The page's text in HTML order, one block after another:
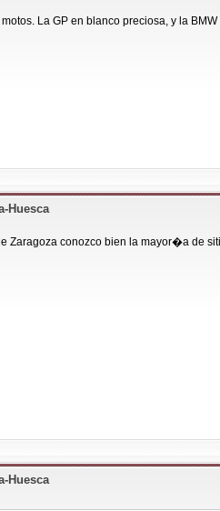
La GP en blanco preciosa, y la
Huesca
Zaragoza conozco bien la mayor�a de
Huesca